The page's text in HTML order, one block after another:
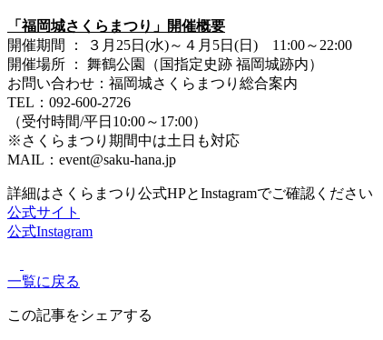
「福岡城さくらまつり」開催概要
開催期間 ： ３月25日(水)～４月5日(日) 11:00～22:00
開催場所 ： 舞鶴公園（国指定史跡 福岡城跡内）
お問い合わせ：福岡城さくらまつり総合案内
TEL：092-600-2726
（受付時間/平日10:00～17:00）
※さくらまつり期間中は土日も対応
MAIL：event@saku-hana.jp
詳細はさくらまつり公式HPとInstagramでご確認ください
公式サイト
公式Instagram
一覧に戻る
この記事をシェアする